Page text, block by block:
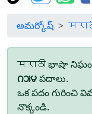
అమర్కోష్
मराठी భాషా
౧౫౪పదాలు.
ఒక పదం గురించి
నొక్కండి.